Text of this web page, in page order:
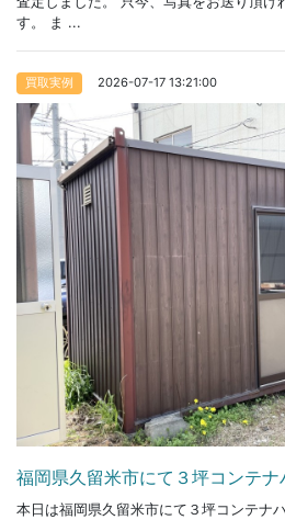
す。 ま ...
買取実例 2026-07-17 13:21:00
福岡県久留米市にて３坪コンテ
本日は福岡県久留米市にて３坪コンテナ